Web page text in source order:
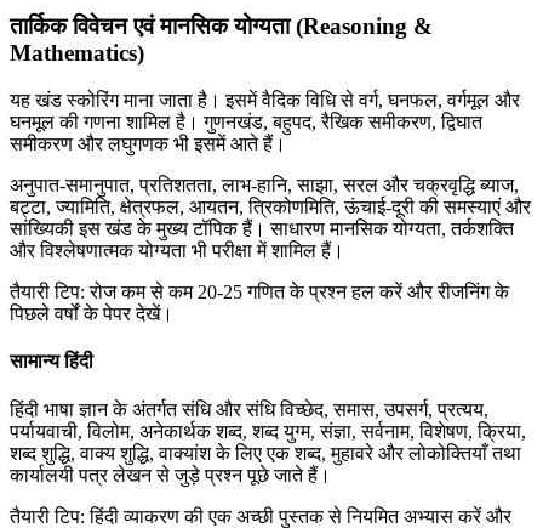
तार्किक विवेचन एवं मानसिक योग्यता (Reasoning &
Mathematics)
यह खंड स्कोरिंग माना जाता है। इसमें वैदिक विधि से वर्ग, घनफल, वर्गमूल और
घनमूल की गणना शामिल है। गुणनखंड, बहुपद, रैखिक समीकरण, द्विघात
समीकरण और लघुगणक भी इसमें आते हैं।
अनुपात-समानुपात, प्रतिशतता, लाभ-हानि, साझा, सरल और चक्रवृद्धि ब्याज,
बट्टा, ज्यामिति, क्षेत्रफल, आयतन, त्रिकोणमिति, ऊंचाई-दूरी की समस्याएं और
सांख्यिकी इस खंड के मुख्य टॉपिक हैं। साधारण मानसिक योग्यता, तर्कशक्ति
और विश्लेषणात्मक योग्यता भी परीक्षा में शामिल हैं।
तैयारी टिप: रोज कम से कम 20-25 गणित के प्रश्न हल करें और रीजनिंग के
पिछले वर्षों के पेपर देखें।
सामान्य हिंदी
हिंदी भाषा ज्ञान के अंतर्गत संधि और संधि विच्छेद, समास, उपसर्ग, प्रत्यय,
पर्यायवाची, विलोम, अनेकार्थक शब्द, शब्द युग्म, संज्ञा, सर्वनाम, विशेषण, क्रिया,
शब्द शुद्धि, वाक्य शुद्धि, वाक्यांश के लिए एक शब्द, मुहावरे और लोकोक्तियाँ तथा
कार्यालयी पत्र लेखन से जुड़े प्रश्न पूछे जाते हैं।
तैयारी टिप: हिंदी व्याकरण की एक अच्छी पुस्तक से नियमित अभ्यास करें और